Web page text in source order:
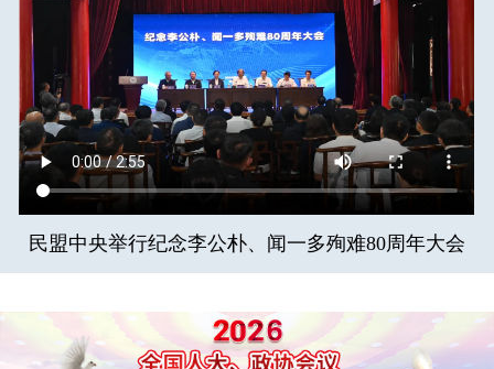
民盟中央举行纪念李公朴、闻一多殉难80周年大会